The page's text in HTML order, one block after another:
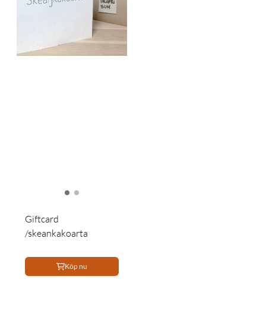
Giftcard
/skeankakoarta
Köp nu